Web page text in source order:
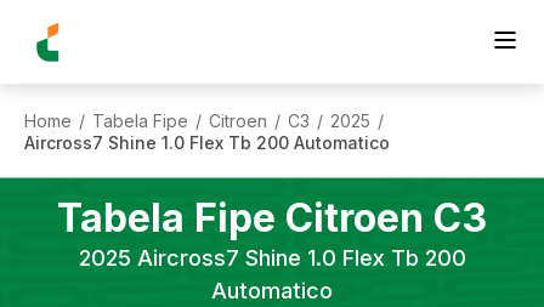
Home / Tabela Fipe / Citroen / C3 / 2025 /
Aircross7 Shine 1.0 Flex Tb 200 Automatico
Tabela Fipe Citroen C3
2025 Aircross7 Shine 1.0 Flex Tb 200
Automatico